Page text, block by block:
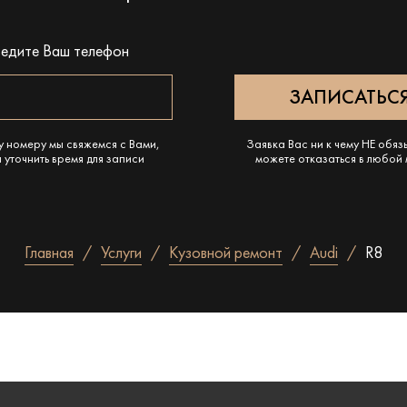
Ваш телефон
номеру мы свяжемся с Вами,
уточнить время для записи
Заявка Вас ни к чему НЕ
можете отказаться в любой
Главная Услуги Кузовной ремонт Audi R8